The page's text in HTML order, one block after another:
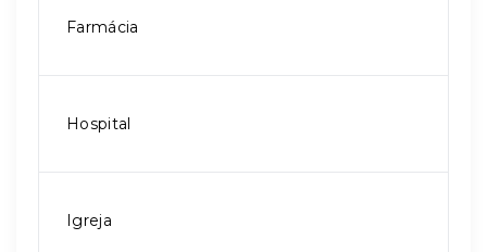
Farmácia
Hospital
Igreja